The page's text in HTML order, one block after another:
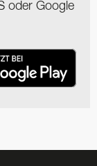
oder Google